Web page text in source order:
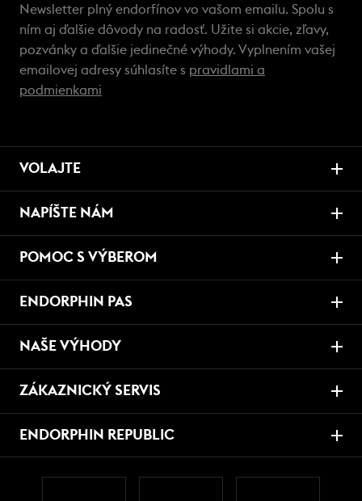
Newsletter plný endorfínov vo vašom emailu. Spolu s
ním aj ďalšie dôvody na radosť. Užite si akcie, zľavy,
pozvánky a ďalšie jedinečné výhody. Vyplnením vašej
emailovej adresy súhlasíte s pravidlami a
podmienkami
VOLAJTE
NAPÍŠTE NÁM
POMOC S VÝBEROM
ENDORPHIN PAS
NAŠE VÝHODY
ZÁKAZNICKÝ SERVIS
ENDORPHIN REPUBLIC